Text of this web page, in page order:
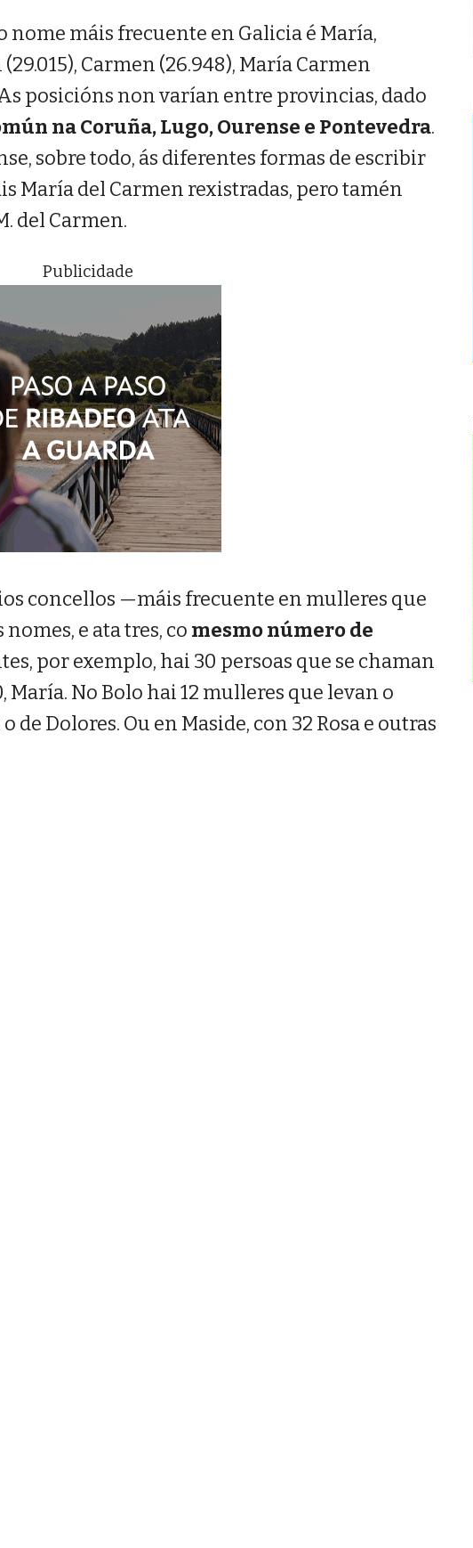
nome máis frecuente en Galicia é María,
Carmen (26.948), María Carmen
As posicións non varían entre provincias, dado
na Coruña, Lugo, Ourense e Pontevedra.
sobre todo, ás diferentes formas de escribir
María del Carmen rexistradas, pero tamén
del Carmen.
Publicidade
concellos —máis frecuente en mulleres que
e ata tres, co mesmo número de
por exemplo, hai 30 persoas que se chaman
María. No Bolo hai 12 mulleres que levan o
de Dolores. Ou en Maside, con 32 Rosa e outras